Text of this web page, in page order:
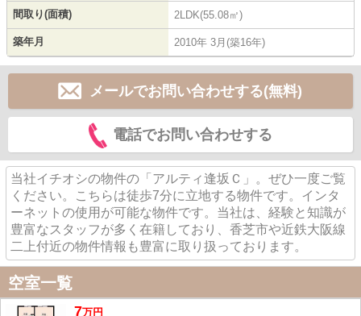
間取り(面積) 2LDK(55.08㎡)
築年月 2010年 3月(築16年)
メールでお問い合わせする(無料)
電話でお問い合わせする
当社イチオシの物件の「アルティ逢坂Ｃ」。ぜひ一度ご覧
ください。こちらは徒歩7分に立地する物件です。インタ
ーネットの使用が可能な物件です。当社は、経験と知識が
豊富なスタッフが多く在籍しており、香芝市や近鉄大阪線
二上付近の物件情報も豊富に取り扱っております。
空室一覧
7万円